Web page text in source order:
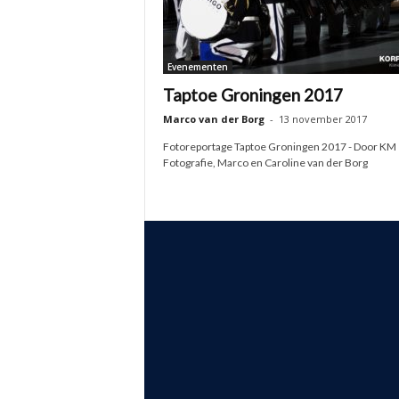
Evenementen
Taptoe Groningen 2017
Marco van der Borg - 13 november 2017
Fotoreportage Taptoe Groningen 2017 - Door KM
Fotografie, Marco en Caroline van der Borg